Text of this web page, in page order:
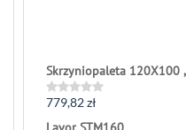
Skrzyniopaleta 120X100
Rated
779,82zł